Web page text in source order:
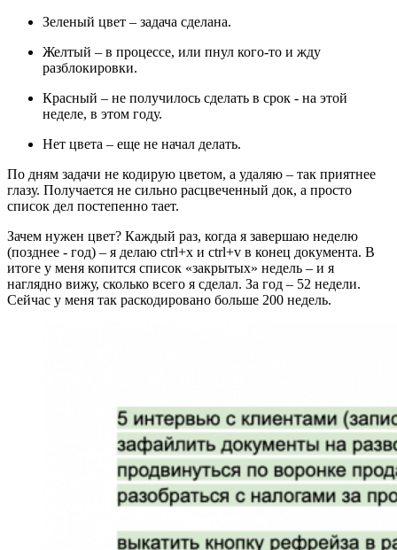
Зеленый цвет – задача сделана.
Желтый – в процессе, или пнул кого-то и жду
разблокировки.
Красный – не получилось сделать в срок - на этой
неделе, в этом году.
Нет цвета – еще не начал делать.
По дням задачи не кодирую цветом, а удаляю – так приятнее
глазу. Получается не сильно расцвеченный док, а просто
список дел постепенно тает.
Зачем нужен цвет? Каждый раз, когда я завершаю неделю
(позднее - год) – я делаю ctrl+x и ctrl+v в конец документа. В
итоге у меня копится список «закрытых» недель – и я
наглядно вижу, сколько всего я сделал. За год – 52 недели.
Сейчас у меня так раскодировано больше 200 недель.